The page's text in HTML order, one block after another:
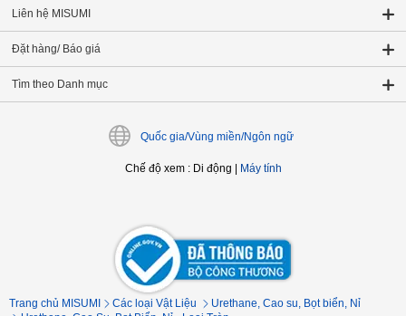
Liên hệ MISUMI
Đặt hàng/ Báo giá
Tìm theo Danh mục
Quốc gia/Vùng miền/Ngôn ngữ
Chế độ xem: Di động Máy tính
Trang chủ MISUMI Các loại Vật Liệu
Urethane, Cao su, Bọt biển, Nỉ